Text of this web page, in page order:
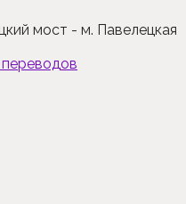
мост - м. Павелецкая